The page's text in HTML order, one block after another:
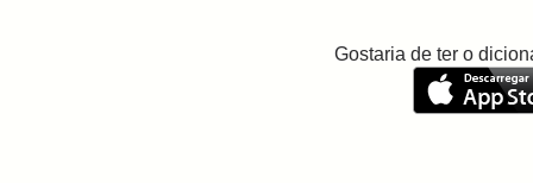
Gostaria de ter o